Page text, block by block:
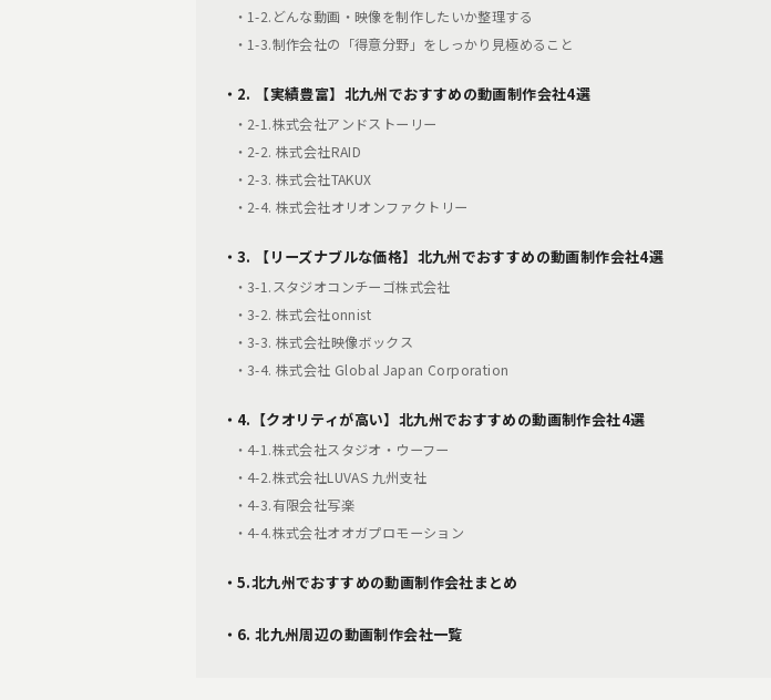
・1-2.どんな動画・映像を制作したいか整理する
・1-3.制作会社の「得意分野」をしっかり見極めること
・2. 【実績豊富】北九州でおすすめの動画制作会社4選
・2-1.株式会社アンドストーリー
・2-2. 株式会社RAID
・2-3. 株式会社TAKUX
・2-4. 株式会社オリオンファクトリー
・3. 【リーズナブルな価格】北九州でおすすめの動画制作会社4選
・3-1.スタジオコンチーゴ株式会社
・3-2. 株式会社onnist
・3-3. 株式会社映像ボックス
・3-4. 株式会社 Global Japan Corporation
・4.【クオリティが高い】北九州でおすすめの動画制作会社4選
・4-1.株式会社スタジオ・ウーフー
・4-2.株式会社LUVAS 九州支社
・4-3.有限会社写楽
・4-4.株式会社オオガプロモーション
・5.北九州でおすすめの動画制作会社まとめ
・6. 北九州周辺の動画制作会社一覧